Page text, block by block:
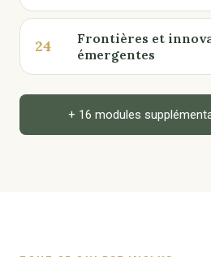
24
Frontières et
émergentes
+ 16 modules